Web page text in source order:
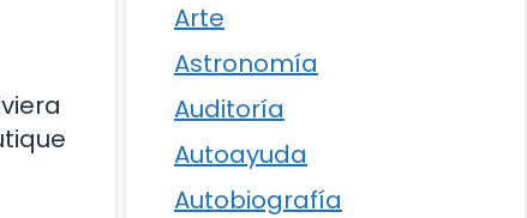
Arte
Astronomía
Auditoría
Autoayuda
Autobiografía